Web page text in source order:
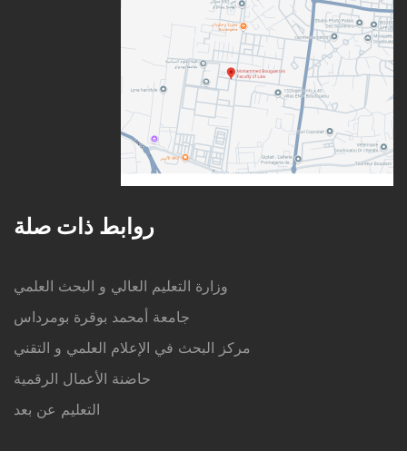
روابط ذات صلة
وزارة التعليم العالي و البحث العلمي
جامعة أمحمد بوقرة بومرداس
مركز البحث في الإعلام العلمي و التقني
حاضنة الأعمال الرقمية
التعليم عن بعد